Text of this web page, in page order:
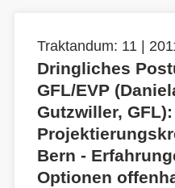
Traktandum: 11 |
Dringliches
GFL/EVP
Gutzwiller, GFL):
Bern -
Optionen